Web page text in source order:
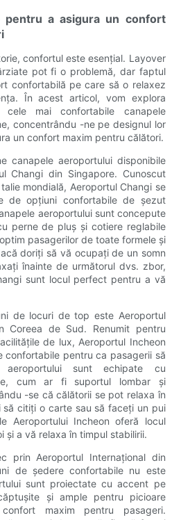
pentru a asigura un confort
confortul este esențial. Layover
pot fi o problemă, dar faptul
confortabilă pe care să o relaxez
În acest articol, vom explora
cele mai confortabile canapele
concentrându -ne pe designul lor
un confort maxim pentru călători.
canapele aeroportului disponibile
Changi din Singapore. Cunoscut
mondială, Aeroportul Changi se
de opțiuni confortabile de șezut
aeroportului sunt concepute
perne de pluș și cotiere reglabile
pasagerilor de toate formele și
doriți să vă ocupați de un somn
înainte de următorul dvs. zbor,
sunt locul perfect pentru a vă
de locuri de top este Aeroportul
Coreea de Sud. Renumit pentru
de lux, Aeroportul Incheon
confortabile pentru ca pasagerii să
aeroportului sunt echipate cu
cum ar fi suportul lombar și
-se că călătorii se pot relaxa în
citiți o carte sau să faceți un pui
Aeroportului Incheon oferă locul
și a vă relaxa în timpul stabilirii.
prin Aeroportul Internațional din
de ședere confortabile nu este
sunt proiectate cu accent pe
și ample pentru picioare
maxim pentru pasageri.